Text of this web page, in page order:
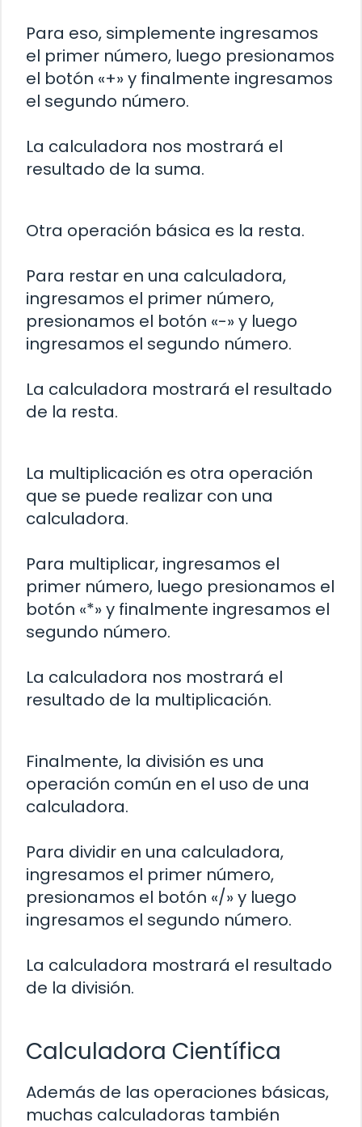
Para eso, simplemente ingresamos
el primer número, luego presionamos
el botón «+» y finalmente ingresamos
el segundo número.
La calculadora nos mostrará el
resultado de la suma.
Otra operación básica es la resta.
Para restar en una calculadora,
ingresamos el primer número,
presionamos el botón «-» y luego
ingresamos el segundo número.
La calculadora mostrará el resultado
de la resta.
La multiplicación es otra operación
que se puede realizar con una
calculadora.
Para multiplicar, ingresamos el
primer número, luego presionamos el
botón «*» y finalmente ingresamos el
segundo número.
La calculadora nos mostrará el
resultado de la multiplicación.
Finalmente, la división es una
operación común en el uso de una
calculadora.
Para dividir en una calculadora,
ingresamos el primer número,
presionamos el botón «/» y luego
ingresamos el segundo número.
La calculadora mostrará el resultado
de la división.
Calculadora Científica
Además de las operaciones básicas,
muchas calculadoras también